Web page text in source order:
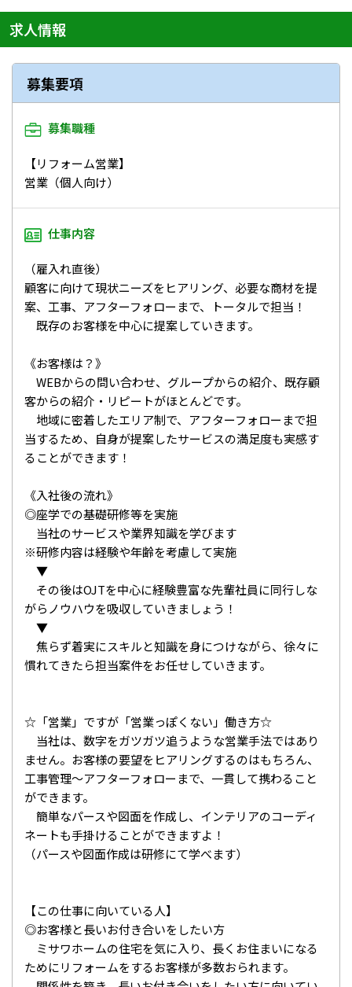
求人情報
募集要項
募集職種
【リフォーム営業】
営業（個人向け）
仕事内容
（雇入れ直後）
顧客に向けて現状ニーズをヒアリング、必要な商材を提
案、工事、アフターフォローまで、トータルで担当！
既存のお客様を中心に提案していきます。
《お客様は？》
WEBからの問い合わせ、グループからの紹介、既存顧
客からの紹介・リピートがほとんどです。
地域に密着したエリア制で、アフターフォローまで担
当するため、自身が提案したサービスの満足度も実感す
ることができます！
《入社後の流れ》
◎座学での基礎研修等を実施
当社のサービスや業界知識を学びます
※研修内容は経験や年齢を考慮して実施
▼
その後はOJTを中心に経験豊富な先輩社員に同行しな
がらノウハウを吸収していきましょう！
▼
焦らず着実にスキルと知識を身につけながら、徐々に
慣れてきたら担当案件をお任せしていきます。
☆「営業」ですが「営業っぽくない」働き方☆
当社は、数字をガツガツ追うような営業手法ではあり
ません。お客様の要望をヒアリングするのはもちろん、
工事管理～アフターフォローまで、一貫して携わること
ができます。
簡単なパースや図面を作成し、インテリアのコーディ
ネートも手掛けることができますよ！
（パースや図面作成は研修にて学べます）
【この仕事に向いている人】
◎お客様と長いお付き合いをしたい方
ミサワホームの住宅を気に入り、長くお住まいになる
ためにリフォームをするお客様が多数おられます。